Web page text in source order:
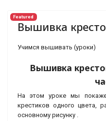
Featured
Вышивка
Учимся вышивать (уроки)
Вышивка
На этом уроке мы
крестиков одного цвета,
основному рисунку .